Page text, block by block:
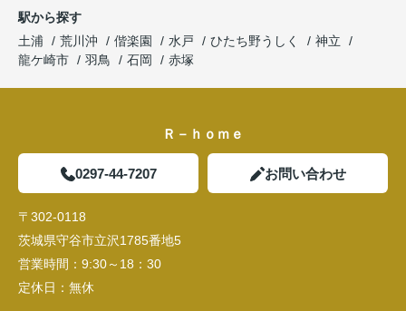
駅から探す
土浦
荒川沖 偕楽園 水戸 ひたち野うしく
神立
龍ケ崎市
羽鳥 石岡 赤塚
Ｒ－ｈｏｍｅ
0297-44-7207 お問い合わせ
〒302-0118
茨城県守谷市立沢1785番地5
営業時間： 9:30～18：30
定休日： 無休